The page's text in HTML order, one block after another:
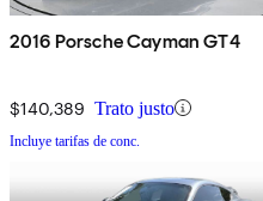
2016 Porsche Cayman GT4
$140,389 Trato justo
Incluye tarifas de conc.